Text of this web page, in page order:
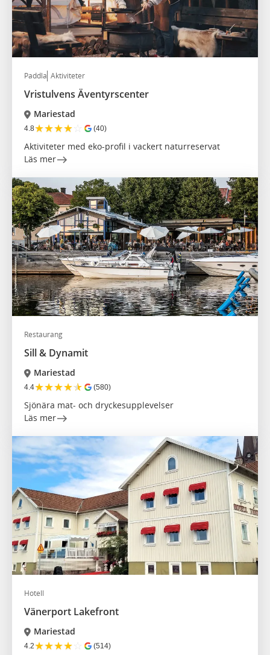
Paddla Aktiviteter
Vristulvens Äventyrscenter
Mariestad
4.8★★★★☆ (40)
Aktiviteter med eko-profil i vackert naturreservat
Läs mer
Restaurang
Sill & Dynamit
Mariestad
4.4★★★★★ (580)
Sjönära mat- och dryckesupplevelser
Läs mer
Hotell
Vänerport Lakefront
Mariestad
4.2★★★★☆ (514)